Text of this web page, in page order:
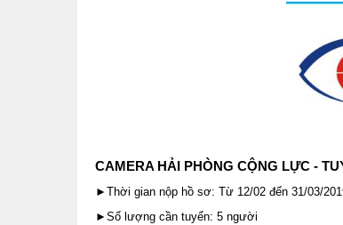
CAMERA HẢI PHÒNG CỘNG LỰC -
►Thời gian nộp hồ sơ: Từ 12/02 đến 31/03/
►Số lượng cần tuyển: 5 người